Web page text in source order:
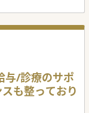
す。
与/診療のサポ
も整っており